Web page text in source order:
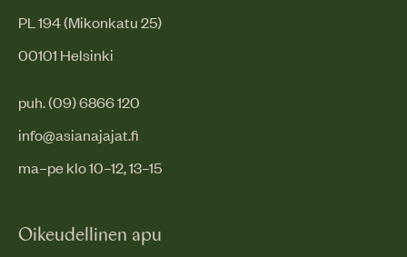
PL 194 (Mikonkatu 25)
00101 Helsinki
puh. (09) 6866 120
info@asianajajat.fi
ma–pe klo 10–12, 13–15
Oikeudellinen apu